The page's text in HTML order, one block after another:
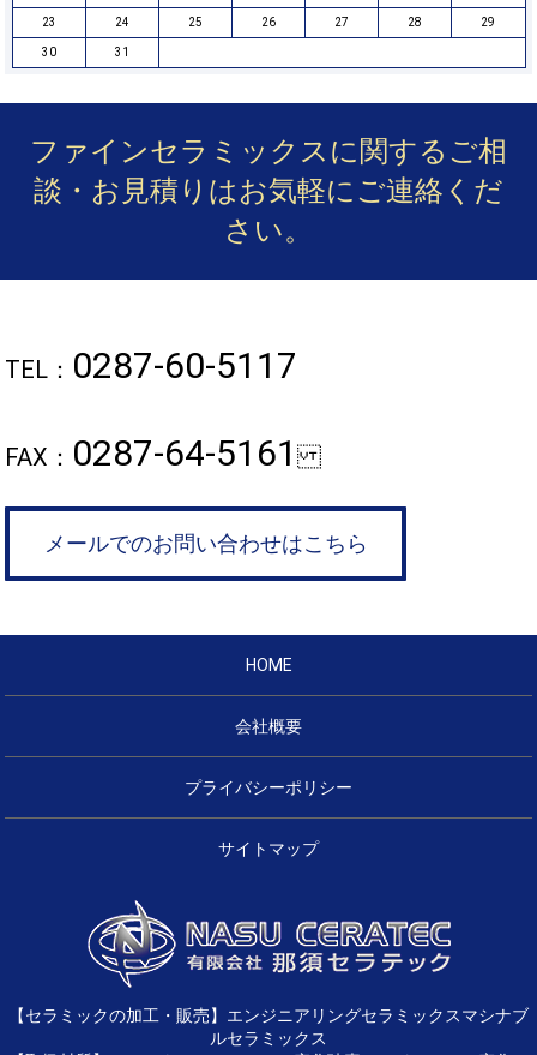
23 24 25 26 27 28 29
30 31
ファインセラミックスに関するご相
談・お見積りはお気軽にご連絡くだ
さい。
TEL： 0287-60-5117
FAX： 0287-64-5161
メールでのお問い合わせはこちら
HOME
会社概要
プライバシーポリシー
サイトマップ
【セラミックの加工・販売】エンジニアリングセラミックスマシナブ
ルセラミックス